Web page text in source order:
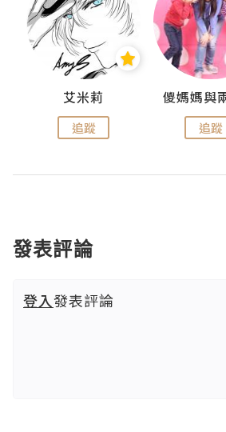
艾米莉
追蹤 追蹤
發表評論
登入發表評論